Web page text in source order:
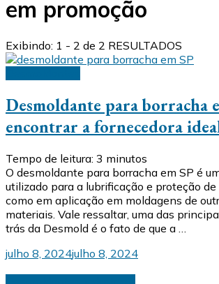
em promoção
Exibindo: 1 - 2 de 2 RESULTADOS
Desmoldante para borracha
encontrar a fornecedora
Tempo de leitura: 3 minutos
O desmoldante para borracha em SP é
utilizado para a lubrificação e proteção de
como em aplicação em moldagens de
materiais. Vale ressaltar, uma das
trás da Desmold é o fato de que a …
julho 8, 2024julho 8, 2024